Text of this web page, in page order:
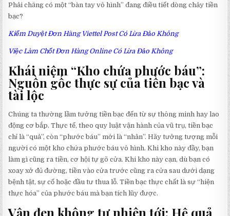
Phải chăng có một “bàn tay vô hình” đang điều tiết dòng chảy tiền
bạc?
Kiểm Duyệt Đơn Hàng Viettel Post Có Lừa Đảo Không
Việc Làm Chốt Đơn Hàng Online Có Lừa Đảo Không
Khái niệm “Kho chứa phước báu”:
Nguồn gốc thực sự của tiền bạc và
tài lộc
Chúng ta thường lầm tưởng tiền bạc đến từ sự thông minh hay lao
động cơ bắp. Thực tế, theo quy luật vận hành của vũ trụ, tiền bạc
chỉ là “quả”, còn “phước báu” mới là “nhân”. Hãy tưởng tượng mỗi
người có một kho chứa phước báu vô hình. Khi kho này đầy, bạn
làm gì cũng ra tiền, cơ hội tự gõ cửa. Khi kho này cạn, dù bạn có
xoay xở đủ đường, tiền vào cửa trước cũng ra cửa sau dưới dạng
bệnh tật, sự cố hoặc đầu tư thua lỗ. Tiền bạc thực chất là sự “hiện
thực hóa” của phước báu mà bạn tích lũy được.
Vận đen không tự nhiên tới: Hệ quả